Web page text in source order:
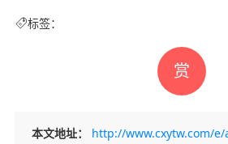
标签：
赏
本文地址：
http://www.cxytw.com/